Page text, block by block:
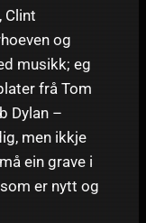
Clint
og
musikk; eg
frå Tom
Dylan –
men ikkje
ein grave i
er nytt og